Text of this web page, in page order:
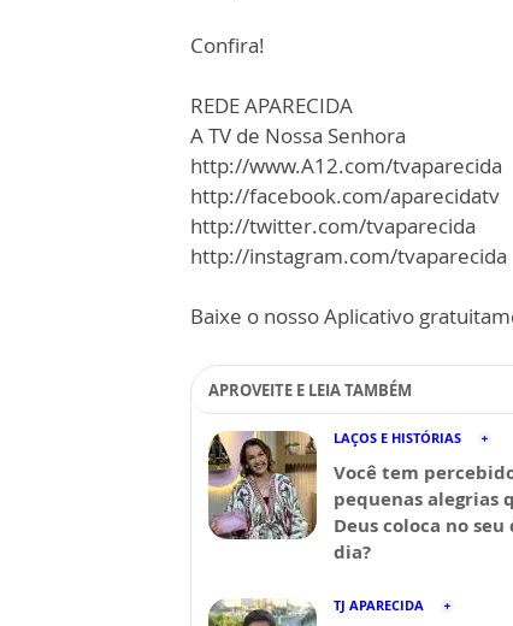
Confira!
REDE APARECIDA
A TV de Nossa Senhora
http://www.A12.com/tvaparecida
http://facebook.com/aparecidatv
http://twitter.com/tvaparecida
http://instagram.com/tvaparecida
Baixe o nosso Aplicativo
APROVEITE E LEIA TAMBÉM
LAÇOS E HISTÓRIAS
Você tem
pequenas alegrias
Deus coloca no seu
dia?
TJ APARECIDA